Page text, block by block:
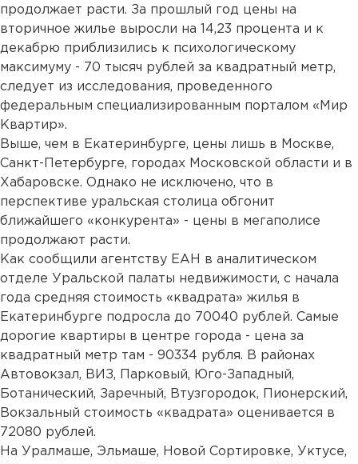
продолжает расти. За прошлый год цены на
вторичное жилье выросли на 14,23 процента и к
декабрю приблизились к психологическому
максимуму - 70 тысяч рублей за квадратный метр,
следует из исследования, проведенного
федеральным специализированным порталом «Мир
Квартир».
Выше, чем в Екатеринбурге, цены лишь в Москве,
Санкт-Петербурге, городах Московской области и в
Хабаровске. Однако не исключено, что в
перспективе уральская столица обгонит
ближайшего «конкурента» - цены в мегаполисе
продолжают расти.
Как сообщили агентству ЕАН в аналитическом
отделе Уральской палаты недвижимости, с начала
года средняя стоимость «квадрата» жилья в
Екатеринбурге подросла до 70040 рублей. Самые
дорогие квартиры в центре города - цена за
квадратный метр там - 90334 рубля. В районах
Автовокзал, ВИЗ, Парковый, Юго-Западный,
Ботанический, Заречный, Втузгородок, Пионерский,
Вокзальный стоимость «квадрата» оценивается в
72080 рублей.
На Уралмаше, Эльмаше, Новой Сортировке, Уктусе,